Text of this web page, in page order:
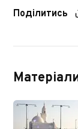
Поділитись